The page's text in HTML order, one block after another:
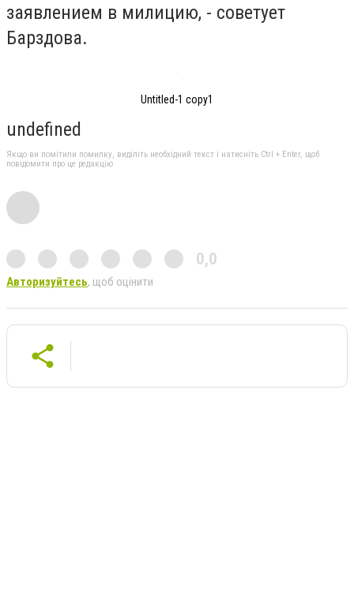
заявлением в милицию, - советует
Барздова.
Untitled-1 copy1
undefined
Якщо ви помітили помилку, виділіть необхідний текст і натисніть Ctrl + Enter, щоб
повідомити про це редакцію
0,0
Авторизуйтесь, щоб оцінити